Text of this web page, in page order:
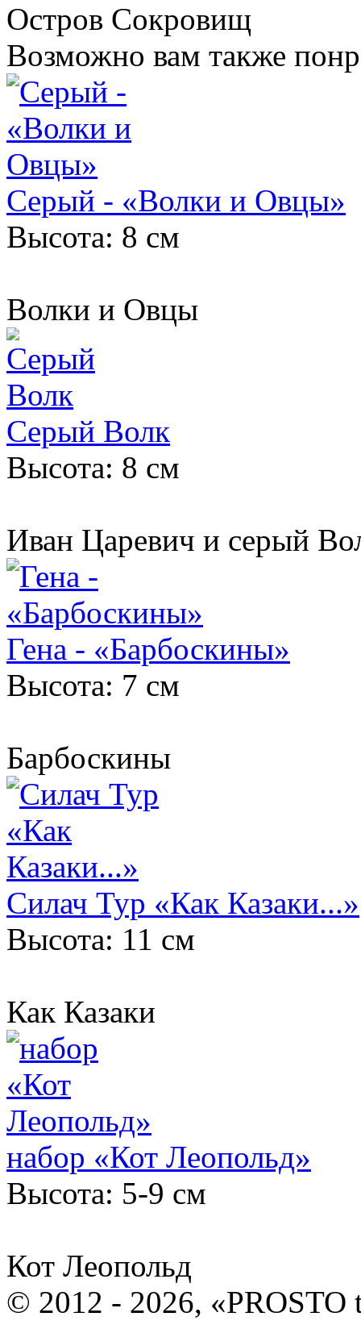
Остров Сокровищ
Возможно вам также
Серый - «Волки и Овцы»
Высота: 8 см
Волки и Овцы
Серый Волк
Высота: 8 см
Иван Царевич и серый
Гена - «Барбоскины»
Высота: 7 см
Барбоскины
Силач Тур «Как Казаки...»
Высота: 11 см
Как Казаки
набор «Кот Леопольд»
Высота: 5-9 см
Кот Леопольд
© 2012 - 2026, «PROSTO